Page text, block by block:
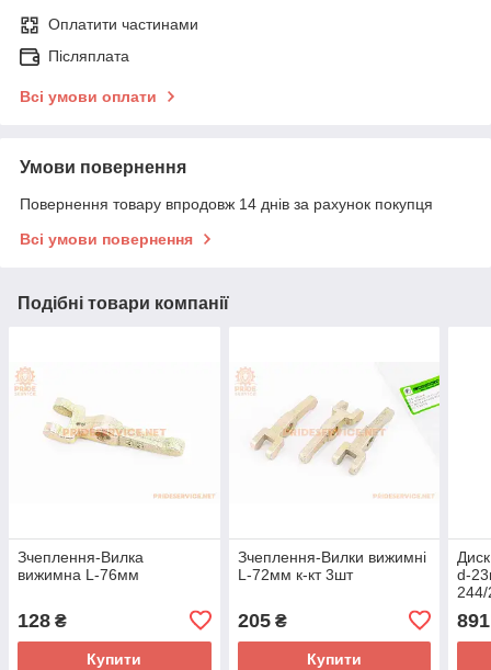
Оплатити частинами
Післяплата
Всі умови оплати
Умови повернення
Повернення товару впродовж 14 днів за рахунок покупця
Всі умови повернення
Подібні товари компанії
Зчеплення-Вилка
вижимна L-76мм
128 ₴
Купити
Зчеплення-Вилки вижимні
L-72мм к-кт 3шт
205₴
Купити
d-
891